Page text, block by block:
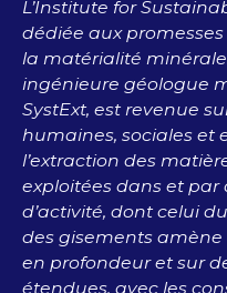
L’Institute for
dédiée aux
la matérialité
ingénieure géologue
SystExt, est revenue
humaines, sociales et
l’extraction des
exploitées dans et
d’activité, dont celui
des gisements
en profondeur et sur
étendues, avec les